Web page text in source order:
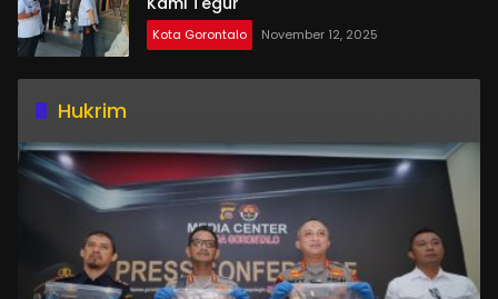
Kota Gorontalo November 12, 2025
Hukrim